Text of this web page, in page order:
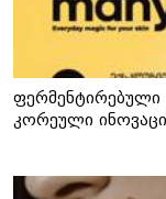
ფერმენტირებული
კორეული